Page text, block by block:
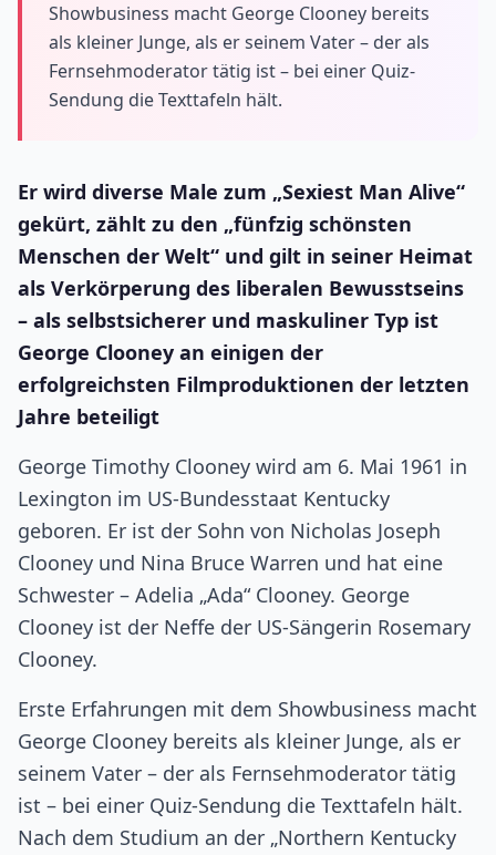
Showbusiness macht George Clooney bereits
als kleiner Junge, als er seinem Vater – der als
Fernsehmoderator tätig ist – bei einer Quiz-
Sendung die Texttafeln hält.
Er wird diverse Male zum „Sexiest Man Alive“
gekürt, zählt zu den „fünfzig schönsten
Menschen der Welt“ und gilt in seiner Heimat
als Verkörperung des liberalen Bewusstseins
– als selbstsicherer und maskuliner Typ ist
George Clooney an einigen der
erfolgreichsten Filmproduktionen der letzten
Jahre beteiligt
George Timothy Clooney wird am 6. Mai 1961 in
Lexington im US-Bundesstaat Kentucky
geboren. Er ist der Sohn von Nicholas Joseph
Clooney und Nina Bruce Warren und hat eine
Schwester – Adelia „Ada“ Clooney. George
Clooney ist der Neffe der US-Sängerin Rosemary
Clooney.
Erste Erfahrungen mit dem Showbusiness macht
George Clooney bereits als kleiner Junge, als er
seinem Vater – der als Fernsehmoderator tätig
ist – bei einer Quiz-Sendung die Texttafeln hält.
Nach dem Studium an der „Northern Kentucky